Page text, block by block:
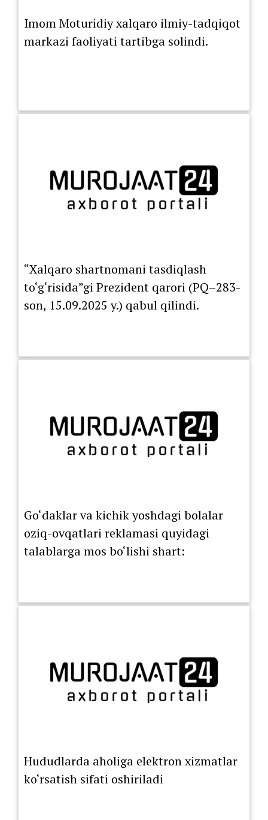
Imom Moturidiy xalqaro ilmiy-tadqiqot
markazi faoliyati tartibga solindi.
“Xalqaro shartnomani tasdiqlash
to‘g‘risida”gi Prezident qarori (PQ–283-
son, 15.09.2025 y.) qabul qilindi.
Go‘daklar va kichik yoshdagi bolalar
oziq-ovqatlari reklamasi quyidagi
talablarga mos bo‘lishi shart:
Hududlarda aholiga elektron xizmatlar
ko‘rsatish sifati oshiriladi